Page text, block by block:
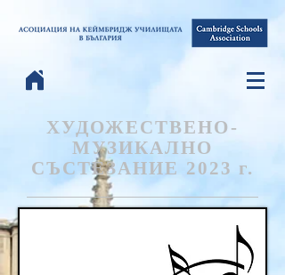
ХУДОЖЕСТВЕНО-
МУЗИКАЛНО
СЪСТЕЗАНИЕ 2023 г.